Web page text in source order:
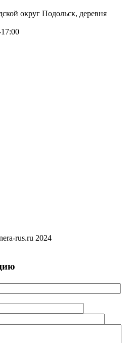
округ Подольск, деревня
rus.ru 2024